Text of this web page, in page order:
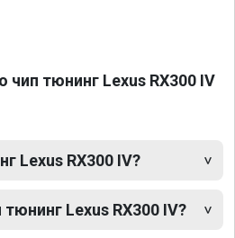
тюнинг Lexus RX300 IV
Lexus RX300 IV?
Lexus RX300 IV?